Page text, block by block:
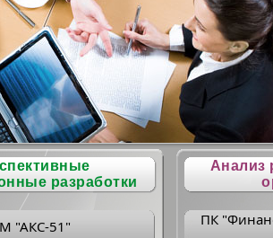
разработки
"АКС-51"
Анализ
ПК